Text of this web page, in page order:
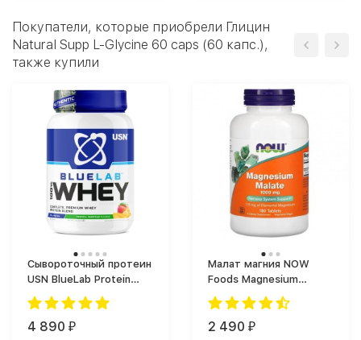
Покупатели, которые приобрели Глицин
Natural Supp L-Glycine 60 caps (60 капс.),
также купили
Сывороточный протеин
USN BlueLab Protein
(908 г)
4 890 ₽
Малат магния NOW
Foods Magnesium
Malate доза 1000mg
(180 таб.)
2 490 ₽